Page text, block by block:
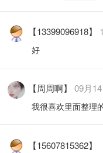
【13399096918】
好
【周周啊】09月
我很喜欢里面整理
【15607815362】